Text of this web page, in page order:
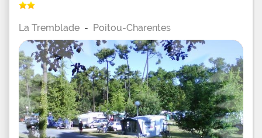
La Tremblade - Poitou-Charentes